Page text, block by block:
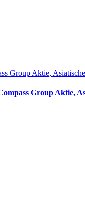
Group Aktie,
Group Aktie,